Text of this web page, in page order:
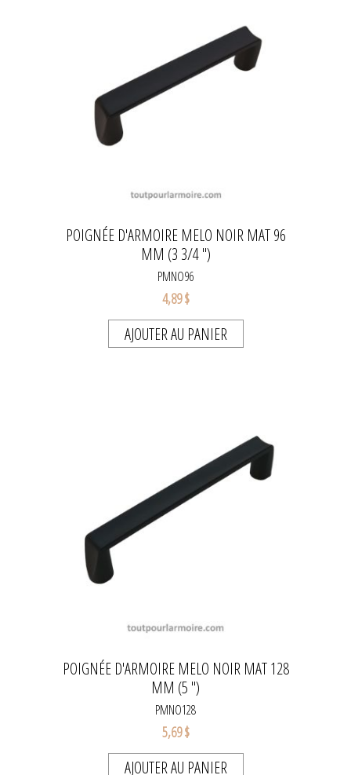
POIGNÉE D'ARMOIRE MELO NOIR MAT 96
MM (3 3/4 '')
PMNO96
4,89 $
AJOUTER AU PANIER
POIGNÉE D'ARMOIRE MELO NOIR MAT 128
MM (5 '')
PMNO128
5,69 $
AJOUTER AU PANIER